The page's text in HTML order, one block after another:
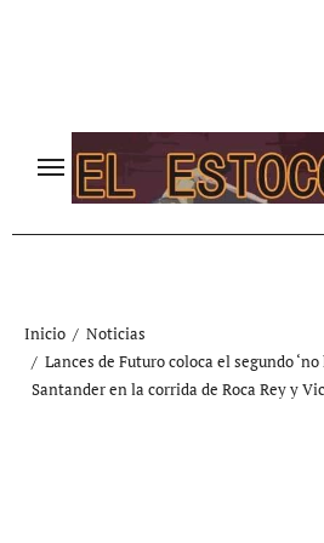
Inicio
Noticias
Lances de Futuro coloca el segundo
Santander en la corrida de Roca Rey y